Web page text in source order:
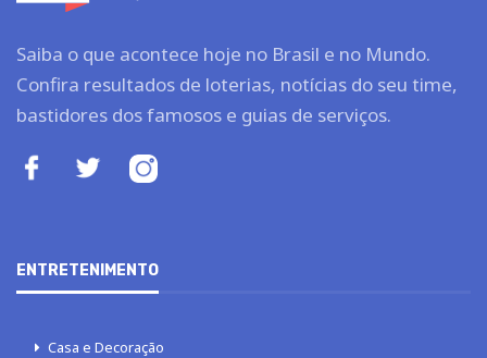
Saiba o que acontece hoje no Brasil e no Mundo.
Confira resultados de loterias, notícias do seu time,
bastidores dos famosos e guias de serviços.
ENTRETENIMENTO
Casa e Decoração